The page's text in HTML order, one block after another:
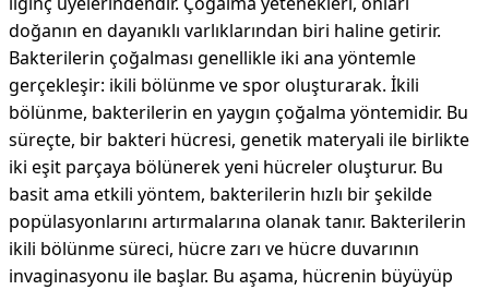
doğanın en dayanıklı varlıklarından biri haline getirir.
Bakterilerin çoğalması genellikle iki ana yöntemle
gerçekleşir: ikili bölünme ve spor oluşturarak. İkili
bölünme, bakterilerin en yaygın çoğalma yöntemidir. Bu
süreçte, bir bakteri hücresi, genetik materyali ile birlikte
iki eşit parçaya bölünerek yeni hücreler oluşturur. Bu
basit ama etkili yöntem, bakterilerin hızlı bir şekilde
popülasyonlarını artırmalarına olanak tanır. Bakterilerin
ikili bölünme süreci, hücre zarı ve hücre duvarının
invaginasyonu ile başlar. Bu aşama, hücrenin büyüyüp